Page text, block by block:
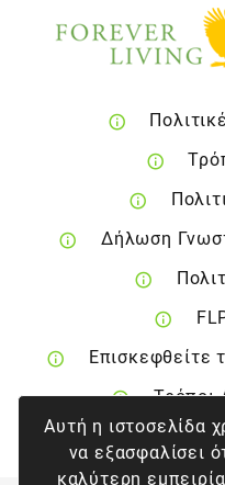
Αυτή η ιστοσελίδα
να εξασφαλίσει
καλύτερη
Δήλωση
Επισκεφθείτε
Τρόποι